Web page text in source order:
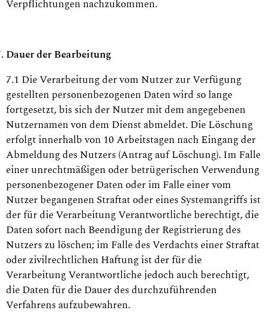
Verpflichtungen nachzukommen.
Dauer der Bearbeitung
7.1 Die Verarbeitung der vom Nutzer zur Verfügung
gestellten personenbezogenen Daten wird so lange
fortgesetzt, bis sich der Nutzer mit dem angegebenen
Nutzernamen von dem Dienst abmeldet. Die Löschung
erfolgt innerhalb von 10 Arbeitstagen nach Eingang der
Abmeldung des Nutzers (Antrag auf Löschung). Im Falle
einer unrechtmäßigen oder betrügerischen Verwendung
personenbezogener Daten oder im Falle einer vom
Nutzer begangenen Straftat oder eines Systemangriffs ist
der für die Verarbeitung Verantwortliche berechtigt, die
Daten sofort nach Beendigung der Registrierung des
Nutzers zu löschen; im Falle des Verdachts einer Straftat
oder zivilrechtlichen Haftung ist der für die
Verarbeitung Verantwortliche jedoch auch berechtigt,
die Daten für die Dauer des durchzuführenden
Verfahrens aufzubewahren.